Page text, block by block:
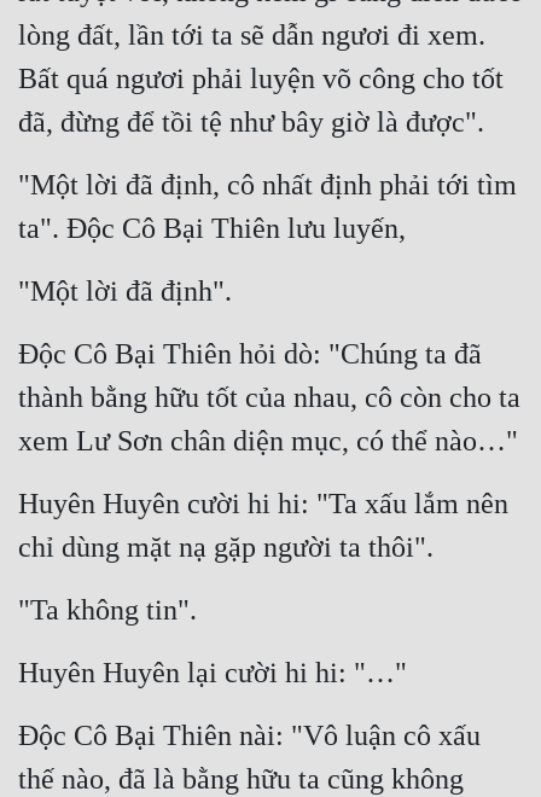
lòng đất, lần tới ta sẽ dẫn ngươi đi xem.
Bất quá ngươi phải luyện võ công cho tốt
đã, đừng để tồi tệ như bây giờ là được".
"Một lời đã định, cô nhất định phải tới tìm
ta". Độc Cô Bại Thiên lưu luyến,
"Một lời đã định".
Độc Cô Bại Thiên hỏi dò: "Chúng ta đã
thành bằng hữu tốt của nhau, cô còn cho ta
xem Lư Sơn chân diện mục, có thể nào…"
Huyên Huyên cười hi hi: "Ta xấu lắm nên
chỉ dùng mặt nạ gặp người ta thôi".
"Ta không tin".
Huyên Huyên lại cười hi hi: "…"
Độc Cô Bại Thiên nài: "Vô luận cô xấu
thế nào, đã là bằng hữu ta cũng không